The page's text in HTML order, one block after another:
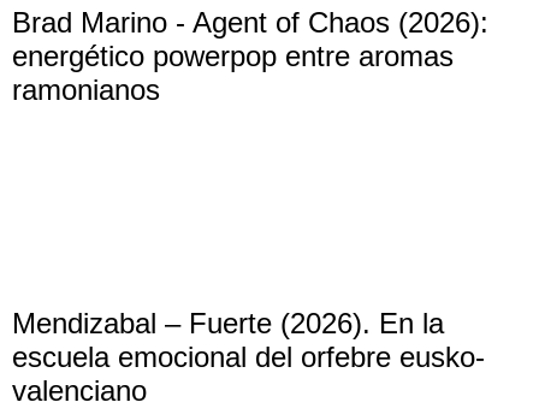
Brad Marino - Agent of Chaos (2026):
energético powerpop entre aromas
ramonianos
Mendizabal – Fuerte (2026). En la
escuela emocional del orfebre eusko-
valenciano